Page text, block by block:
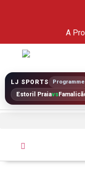
A
LJ SPORTS Programme
Estoril Praiavs